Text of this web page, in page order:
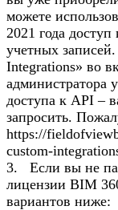
можете
2021 года
учетных
Integrations» во
администратора
доступа к API –
запросить.
https://
custom-
3. Если вы не
лицензии BIM
вариантов ниже: